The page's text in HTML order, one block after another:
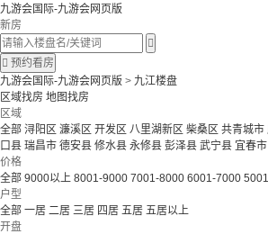
九游会国际-九游会网页版
新房

 预约看房
九游会国际-九游会网页版 > 九江楼盘
区域找房 地图找房
区域
全部 浔阳区 濂溪区 开发区 八里湖新区 柴桑区 共青城市
口县 瑞昌市 德安县 修水县 永修县 彭泽县 武宁县 宜春市
价格
全部 9000以上 8001-9000 7001-8000 6001-7000
户型
全部 一居 二居 三居 四居 五居 五居以上
开盘